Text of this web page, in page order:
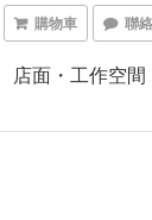
購物車 聯
店面・工作空間